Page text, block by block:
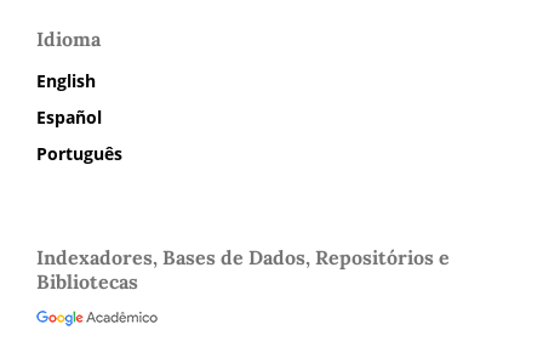
Idioma
English
Español
Português
Indexadores, Bases de Dados, Repositórios e
Bibliotecas